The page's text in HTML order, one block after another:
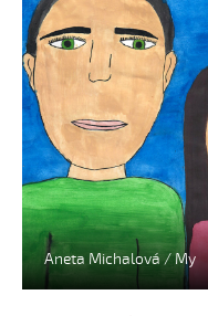
Aneta Michalová / My